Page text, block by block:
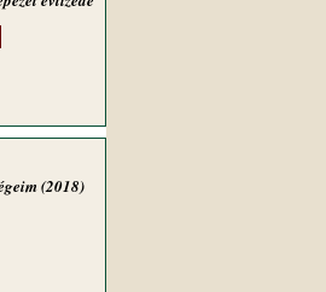
(2018)